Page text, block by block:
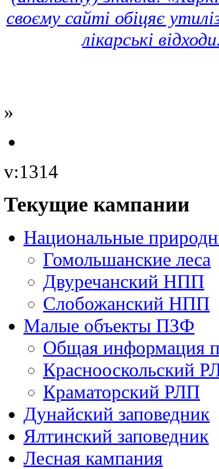
своєму сайті обіцяє
лікарські
»
v:1314
Текущие кампании
Национальные
Гомольшанские леса
Двуречанский НПП
Слобожанский НПП
Малые объекты ПЗФ
Общая информация
Краснооскольский
Краматорский РЛП
Дунайский заповедник
Ялтинский заповедник
Лесная кампания